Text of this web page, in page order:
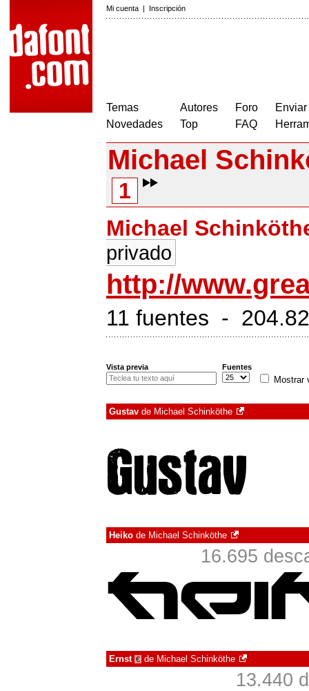
Mi cuenta | Inscripción
Temas
Novedades
Autores
Top
Foro
FAQ
Michael
1
Michael
privado
http://
11 fuentes -
Vista previa Fuentes
Mostrar
Gustav de Michael Schinköthe
Heiko de Michael Schinköthe
16.695
Ernst € de Michael Schinköthe
13.440